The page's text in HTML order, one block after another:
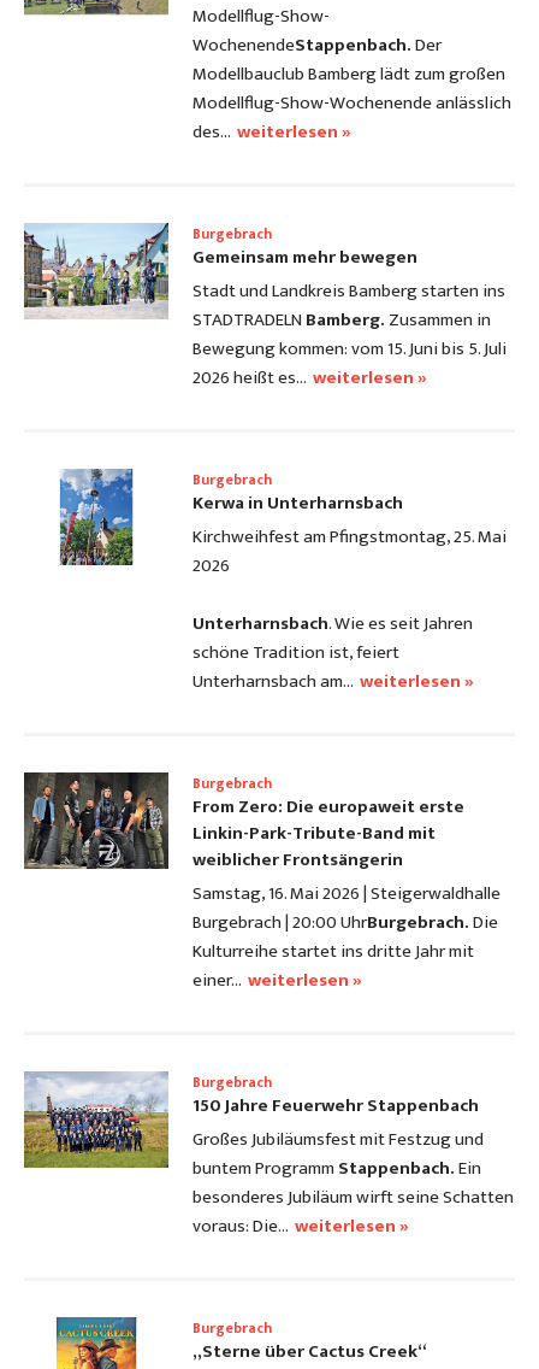
Modellflug-Show-
WochenendeStappenbach.Der
Modellbauclub Bamberg lädt zum großen
Modellflug-Show-Wochenende anlässlich
des… weiterlesen »
Burgebrach
Gemeinsam mehr bewegen
Stadt und Landkreis Bamberg starten ins
STADTRADELN Bamberg. Zusammen in
Bewegung kommen: vom 15. Juni bis 5. Juli
2026 heißt es… weiterlesen »
Burgebrach
Kerwa in Unterharnsbach
Kirchweihfest am Pfingstmontag, 25. Mai
2026
Unterharnsbach. Wie es seit Jahren
schöne Tradition ist, feiert
Unterharnsbach am… weiterlesen »
Burgebrach
From Zero: Die europaweit erste
Linkin-Park-Tribute-Band mit
weiblicher Frontsängerin
Samstag, 16. Mai 2026 | Steigerwaldhalle
Burgebrach | 20:00 UhrBurgebrach.Die
Kulturreihe startet ins dritte Jahr mit
einer… weiterlesen »
Burgebrach
150 Jahre Feuerwehr Stappenbach
Großes Jubiläumsfest mit Festzug und
buntem Programm Stappenbach.Ein
besonderes Jubiläum wirft seine Schatten
voraus: Die… weiterlesen »
Burgebrach
„Sterne über Cactus Creek“